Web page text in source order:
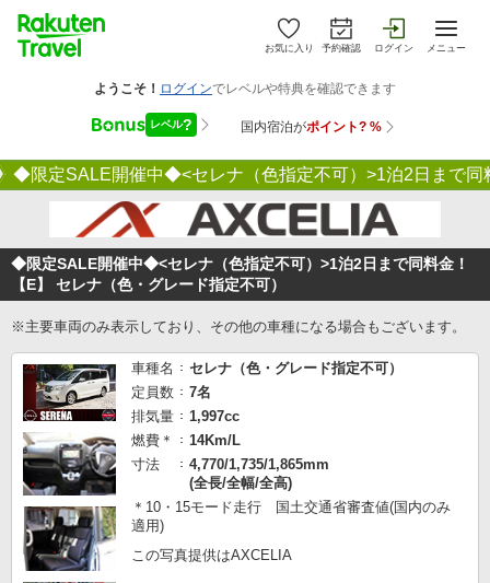
お気に入り 予約確認 ログイン メニュー
◆限定SALE開催中◆<セレナ（色指定不可）>1泊2日まで同
◆限定SALE開催中◆<セレナ（色指定不可）>1泊2日まで同料金！
【E】 セレナ（色・グレード指定不可）
※主要車両のみ表示しており、その他の車種になる場合もございます。
車種名
セレナ（色・グレード指定不可）
定員数
7名
排気量
1,997cc
燃費＊
14Km/L
寸法
4,770/1,735/1,865mm
(全長/全幅/全高)
＊10・15モード走行 国土交通省審査値(国内のみ
適用)
この写真提供はAXCELIA